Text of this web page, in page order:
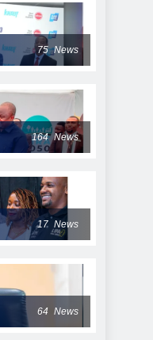
75 News
164 News
17 News
64 News